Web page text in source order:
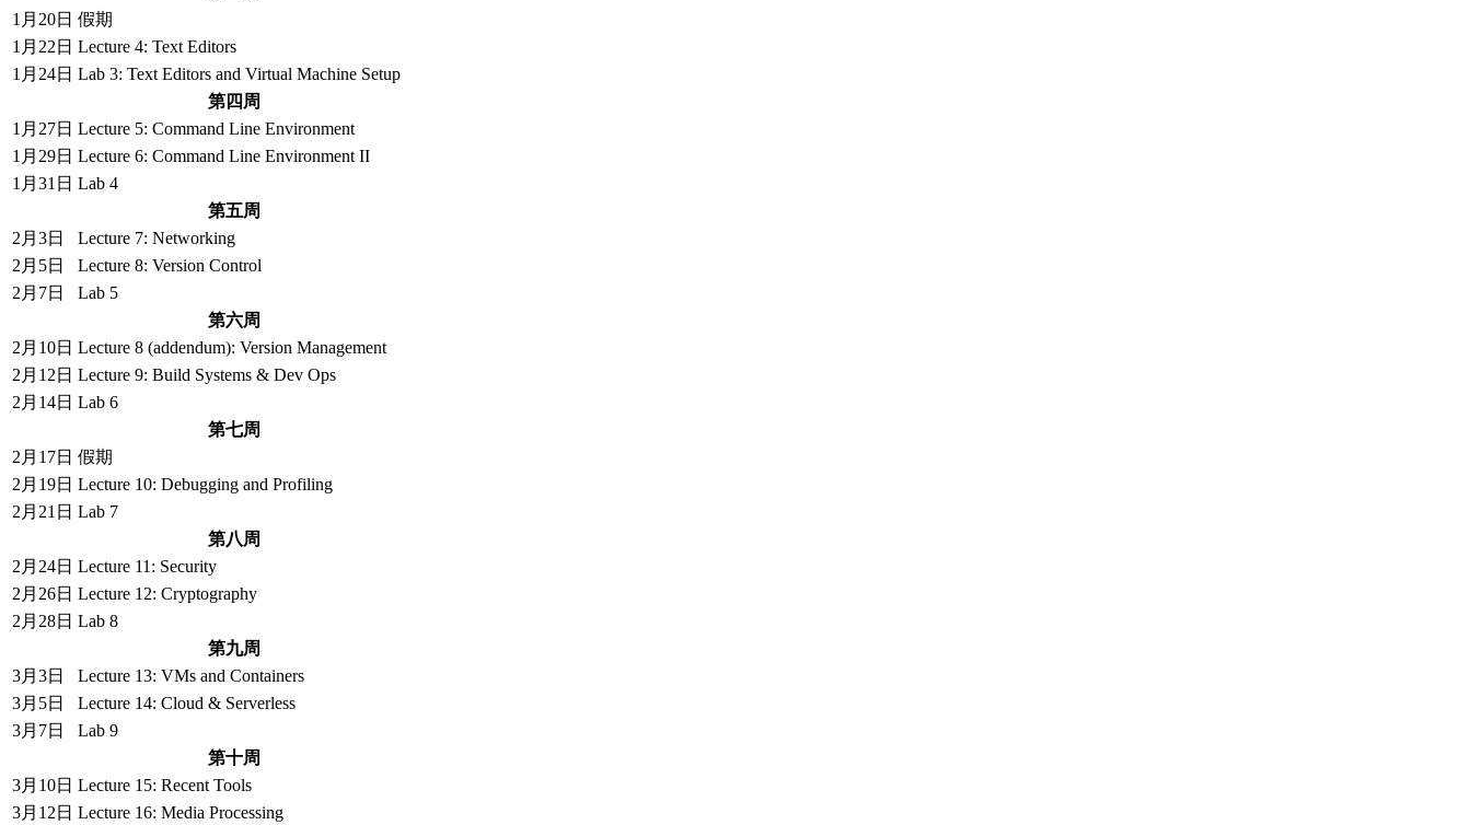
1月20日 假期
1月22日 Lecture 4: Text Editors
1月24日 Lab 3: Text Editors and Virtual Machine Setup
第四周
1月27日 Lecture 5: Command Line Environment
1月29日 Lecture 6: Command Line Environment II
1月31日 Lab 4
第五周
2月3日
Lecture 7: Networking
2月5日
Lecture 8: Version Control
2月7日
Lab 5
第六周
2月10日 Lecture 8 (addendum): Version Management
2月12日 Lecture 9: Build Systems & Dev Ops
2月14日 Lab 6
第七周
2月17日 假期
2月19日 Lecture 10: Debugging and Profiling
2月21日 Lab 7
第八周
2月24日 Lecture 11: Security
2月26日 Lecture 12: Cryptography
2月28日 Lab 8
第九周
3月3日
Lecture 13: VMs and Containers
3月5日
Lecture 14: Cloud & Serverless
3月7日
Lab 9
第十周
3月10日 Lecture 15: Recent Tools
3月12日 Lecture 16: Media Processing